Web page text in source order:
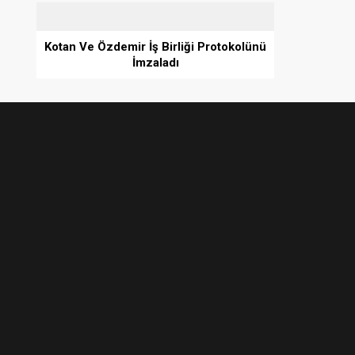
Kotan Ve Özdemir İş Birliği Protokolünü
İmzaladı